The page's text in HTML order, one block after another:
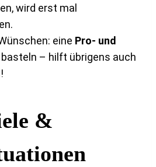
wird erst mal
eine Pro- und
basteln – hilft übrigens auch
&